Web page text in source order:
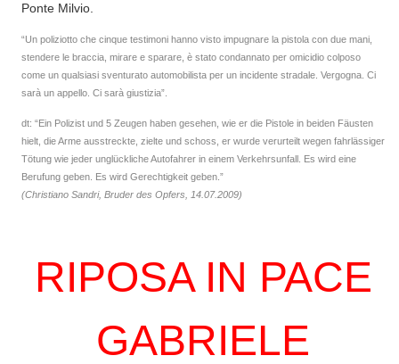
Ponte Milvio.
“Un poliziotto che cinque testimoni hanno visto impugnare la pistola con due mani,
stendere le braccia, mirare e sparare, è stato condannato per omicidio colposo
come un qualsiasi sventurato automobilista per un incidente stradale. Vergogna. Ci
sarà un appello. Ci sarà giustizia”.
dt: “Ein Polizist und 5 Zeugen haben gesehen, wie er die Pistole in beiden Fäusten
hielt, die Arme ausstreckte, zielte und schoss, er wurde verurteilt wegen fahrlässiger
Tötung wie jeder unglückliche Autofahrer in einem Verkehrsunfall. Es wird eine
Berufung geben. Es wird Gerechtigkeit geben.”
(Christiano Sandri, Bruder des Opfers, 14.07.2009)
RIPOSA IN PACE
GABRIELE